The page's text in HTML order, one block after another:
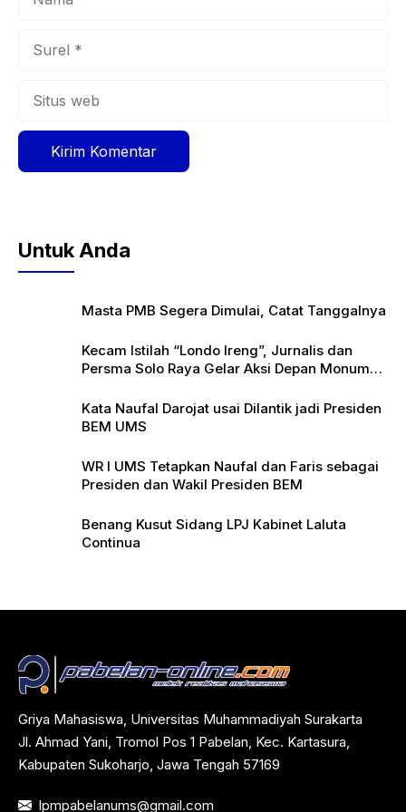
Untuk Anda
Masta PMB Segera Dimulai, Catat Tanggalnya
Kecam Istilah “Londo Ireng”, Jurnalis dan
Persma Solo Raya Gelar Aksi Depan Monumen
Kata Naufal Darojat usai Dilantik jadi Presiden
BEM UMS
WR I UMS Tetapkan Naufal dan Faris sebagai
Presiden dan Wakil Presiden BEM
Benang Kusut Sidang LPJ Kabinet Laluta
Continua
Griya Mahasiswa, Universitas Muhammadiyah Surakarta
Jl. Ahmad Yani, Tromol Pos 1 Pabelan, Kec. Kartasura,
Kabupaten Sukoharjo, Jawa Tengah 57169
lpmpabelanums@gmail.com